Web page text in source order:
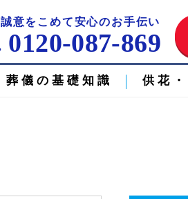
誠意をこめて安心のお手伝い
0120-087-869
葬儀の基礎知識 供花